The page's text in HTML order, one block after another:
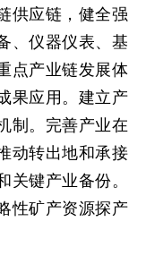
供应链，健全强
、仪器仪表、基
点产业链发展体
果应用。建立产
制。完善产业在
动转出地和承接
键产业备份。
性矿产资源探产